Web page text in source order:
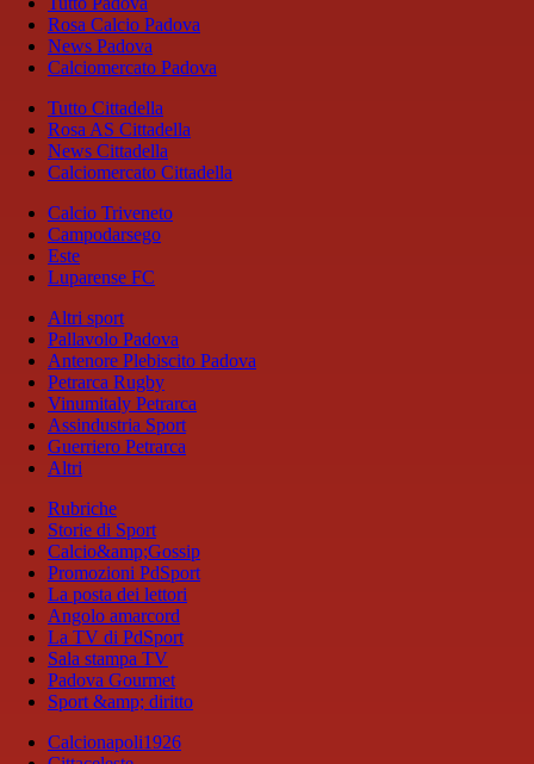
Rosa Calcio Padova
News Padova
Calciomercato Padova
Tutto Cittadella
Rosa AS Cittadella
News Cittadella
Calciomercato Cittadella
Calcio Triveneto
Campodarsego
Este
Luparense FC
Altri sport
Pallavolo Padova
Antenore Plebiscito Padova
Petrarca Rugby
Vinumitaly Petrarca
Assindustria Sport
Guerriero Petrarca
Altri
Rubriche
Storie di Sport
Calcio&amp;Gossip
Promozioni PdSport
La posta dei lettori
Angolo amarcord
La TV di PdSport
Sala stampa TV
Padova Gourmet
Sport &amp; diritto
Calcionapoli1926